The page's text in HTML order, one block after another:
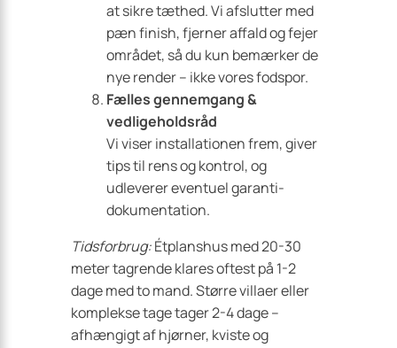
at sikre tæthed. Vi afslutter med
pæn finish, fjerner affald og fejer
området, så du kun bemærker de
nye render – ikke vores fodspor.
Fælles gennemgang &
vedligeholdsråd
Vi viser installationen frem, giver
tips til rens og kontrol, og
udleverer eventuel garanti­
dokumentation.
Tidsforbrug:Étplanshus med 20-30
meter tagrende klares oftest på 1-2
dage med to mand. Større villaer eller
komplekse tage tager 2-4 dage –
afhængigt af hjørner, kviste og